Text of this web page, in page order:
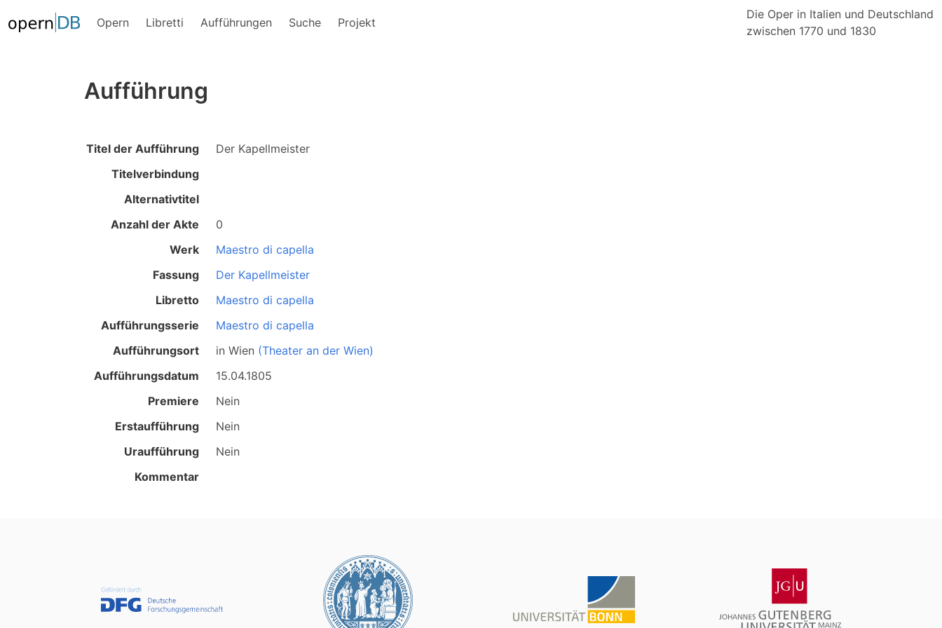
Opern Libretti Aufführungen Suche Projekt
Die Oper in Italien und Deutschland
zwischen 1770 und 1830
Aufführung
Titel der Aufführung
Der Kapellmeister
Titelverbindung
Alternativtitel
Anzahl der Akte
0
Werk
Maestro di capella
Fassung
Der Kapellmeister
Libretto
Maestro di capella
Aufführungsserie
Maestro di capella
Aufführungsort
in Wien (Theater an der Wien)
Aufführungsdatum
15.04.1805
Premiere
Nein
Erstaufführung
Nein
Uraufführung
Nein
Kommentar